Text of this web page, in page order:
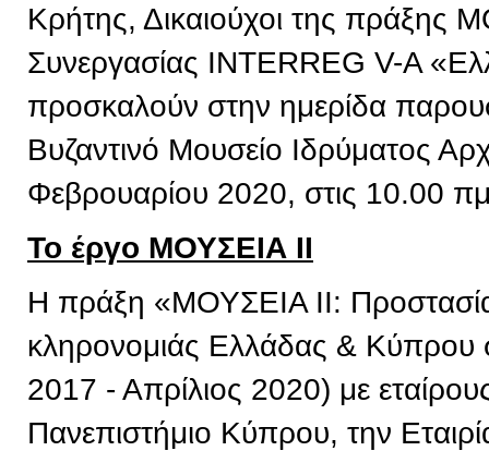
Κρήτης, Δικαιούχοι της πράξης
Συνεργασίας INTERREG V-A
προσκαλούν στην ημερίδα
Βυζαντινό Μουσείο Ιδρύματος
Φεβρουαρίου 2020, στις 10.00
Το έργο ΜΟΥΣΕΙΑ ΙΙ
Η πράξη «ΜΟΥΣΕΙΑ ΙΙ: Προστασία
κληρονομιάς Ελλάδας & Κύπρου
2017 - Απρίλιος 2020) με
Πανεπιστήμιο Κύπρου, την